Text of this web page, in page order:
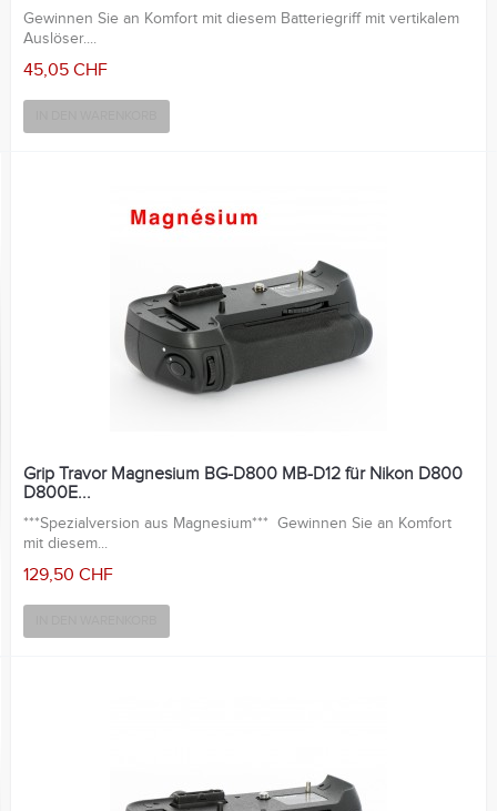
Gewinnen Sie an Komfort mit diesem Batteriegriff mit vertikalem
Auslöser....
45,05 CHF
Grip Travor Magnesium BG-D800 MB-D12 für Nikon D800
D800E...
***Spezialversion aus Magnesium*** Gewinnen Sie an Komfort
mit diesem...
129,50 CHF